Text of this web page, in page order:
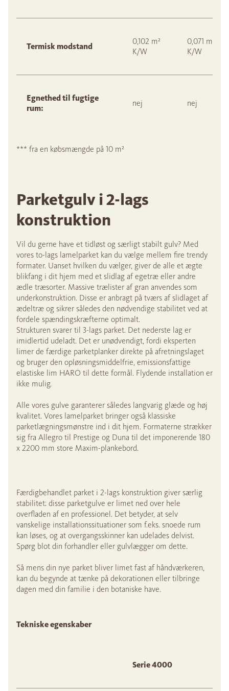
Termisk modstand
0,102 m²
K/W
0,071 m²
K/W
Egnethed til fugtige
rum:
nej nej
*** fra en købsmængde på 10 m²
Parketgulv i 2-lags
konstruktion
Vil du gerne have et tidløst og særligt stabilt gulv? Med
vores to-lags lamelparket kan du vælge mellem fire trendy
formater. Uanset hvilken du vælger, giver de alle et ægte
blikfang i dit hjem med et slidlag af egetræ eller andre
ædle træsorter. Massive trælister af gran anvendes som
underkonstruktion. Disse er anbragt på tværs af slidlaget af
ædeltræ og sikrer således den nødvendige stabilitet ved at
fordele spændingskræfterne optimalt.
Strukturen svarer til 3-lags parket. Det nederste lag er
imidlertid udeladt. Det er unødvendigt, fordi eksperten
limer de færdige parketplanker direkte på afretningslaget
og bruger den opløsningsmiddelfrie, emissionsfattige
elastiske lim HARO til dette formål. Flydende installation er
ikke mulig.
Alle vores gulve garanterer således langvarig glæde og høj
kvalitet. Vores lamelparket bringer også klassiske
parketlægningsmønstre ind i dit hjem. Formaterne strækker
sig fra Allegro til Prestige og Duna til det imponerende 180
x 2200 mm store Maxim-plankebord.
Færdigbehandlet parket i 2-lags konstruktion giver særlig
stabilitet: disse parketgulve er limet ned over hele
overfladen af en professionel. Det betyder, at selv
vanskelige installationssituationer som f.eks. snoede rum
kan løses, og at overgangsskinner kan udelades delvist.
Spørg blot din forhandler eller gulvlægger om dette.
Så mens din nye parket bliver limet fast af håndværkeren,
kan du begynde at tænke på dekorationen eller tilbringe
dagen med din familie i den botaniske have.
Tekniske egenskaber
Serie 4000